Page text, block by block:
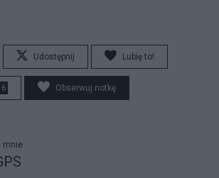
Udostępnij Lubię to!
Obserwuj notkę
mnie